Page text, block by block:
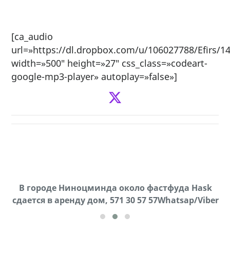
[ca_audio
url=»https://dl.dropbox.com/u/106027788/Efirs/
width=»500″ height=»27″ css_class=»codeart-
google-mp3-player» autoplay=»false»]
В городе Ниноцминда около фастфуда Hask
cдается в аренду дом, 571 30 57 57Whatsap/Viber
Продается машина марки Prado,571 30 57
57Whatsap/Viber